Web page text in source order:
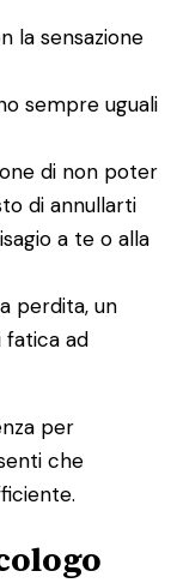
la sensazione
sempre uguali
di non poter
di annullarti
a te o alla
perdita, un
fatica ad
per
che